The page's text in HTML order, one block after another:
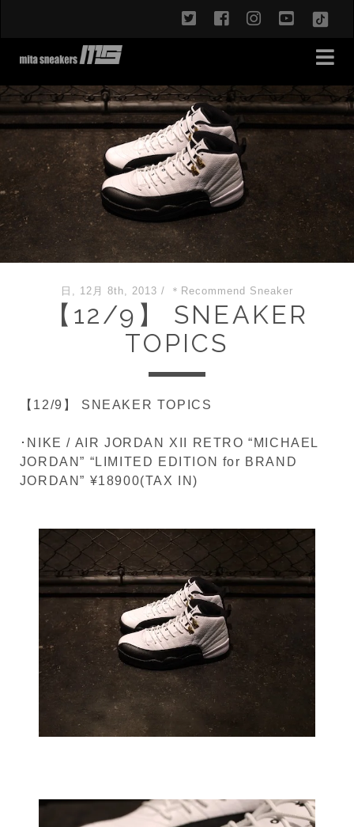
twitterfacebookinstagram
日, 12月 8th, 2013 / ＊Recommend Sneaker
【12/9】 SNEAKER
TOPICS
【12/9】 SNEAKER TOPICS
･NIKE / AIR JORDAN XII RETRO “MICHAEL
JORDAN” “LIMITED EDITION for BRAND
JORDAN” ¥18900(TAX IN)